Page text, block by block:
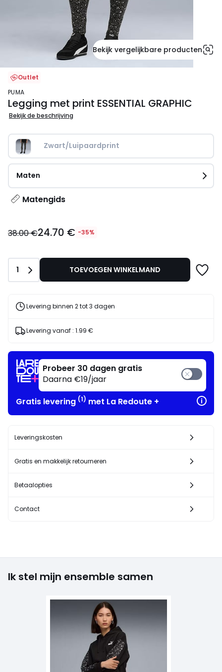
Bekijk vergelijkbare producten
Outlet
PUMA
Legging met print ESSENTIAL GRAPHIC
Bekijk de beschrijving
Zwart/Luipaardprint
Maten
Matengids
€
38.00
€
korting
toegepast.
38.00 €24.70 € -35%
Aantal
1 TOEVOEGEN WINKELMAND
Levering binnen 2 tot 3 dagen
Levering vanaf : 1.99 €
Probeer 30 dagen gratis
Daarna €19/jaar
Gratis levering (1) met La Redoute +
Leveringskosten
Gratis en makkelijk retourneren
Betaalopties
Contact
Ik stel mijn ensemble samen